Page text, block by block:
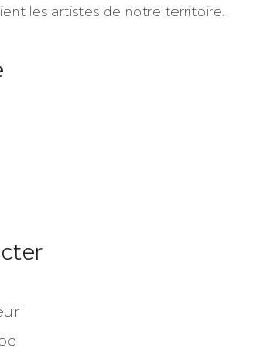
les artistes de notre territoire.